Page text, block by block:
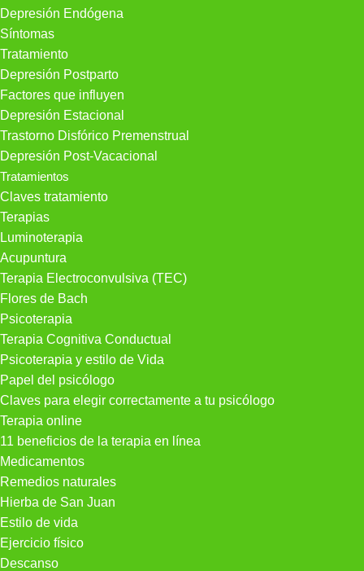
Depresión Endógena
Síntomas
Tratamiento
Depresión Postparto
Factores que influyen
Depresión Estacional
Trastorno Disfórico Premenstrual
Depresión Post-Vacacional
Tratamientos
Claves tratamiento
Terapias
Luminoterapia
Acupuntura
Terapia Electroconvulsiva (TEC)
Flores de Bach
Psicoterapia
Terapia Cognitiva Conductual
Psicoterapia y estilo de Vida
Papel del psicólogo
Claves para elegir correctamente a tu psicólogo
Terapia online
11 beneficios de la terapia en línea
Medicamentos
Remedios naturales
Hierba de San Juan
Estilo de vida
Ejercicio físico
Descanso